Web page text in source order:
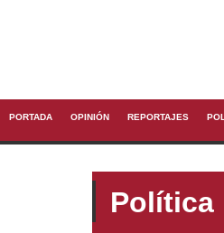
PORTADA OPINIÓN REPORTAJES
Política